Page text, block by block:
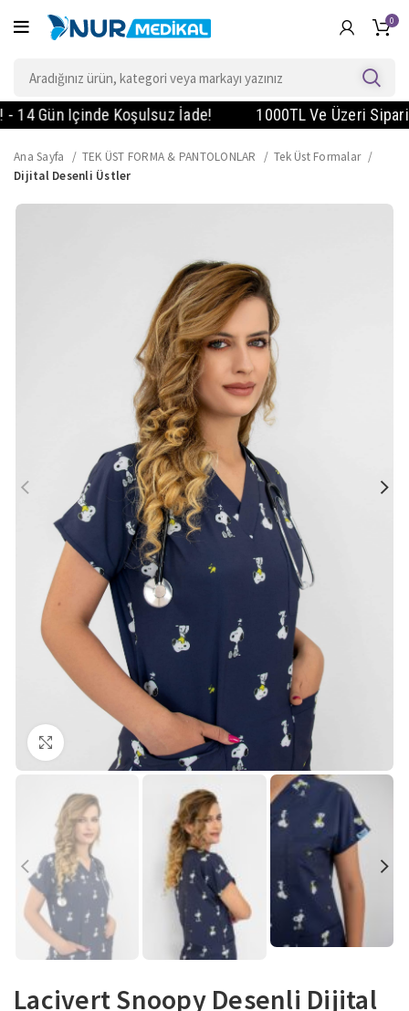
0
Gün Içinde Koşulsuz İade! 1000TL Ve Üzeri
Ana Sayfa TEK ÜST FORMA & PANTOLONLAR
Tek Üst Formalar
Dijital Desenli Üstler
Büyütmek için tıklayın
Lacivert Snoopy Desenli Dijital